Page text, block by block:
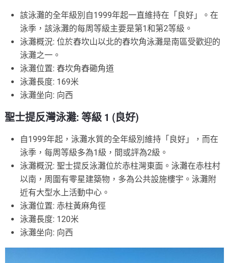
該泳灘的全年級別自1999年起一直維持在「良好」。在
泳季，該泳灘的每周等級主要是第1和第2等級。
泳灘概況: 位於舂坎山以北的舂坎角泳灘是南區受歡迎的
泳灘之一。
泳灘位置: 舂坎角舂磡角道
泳灘長度: 169米
泳灘坐向: 向西
聖士提反灣泳灘: 等級 1 (良好)
自1999年起，泳灘水質的全年級別維持「良好」，而在
泳季，每周等級多為1級，間或評為2級。
泳灘概況: 聖士提反泳灘位於赤柱灣東面。泳灘在赤柱村
以南，周圍有零星建築物，多為公共設施樓宇。泳灘附
近有大型水上活動中心。
泳灘位置: 赤柱黃麻角徑
泳灘長度: 120米
泳灘坐向: 向西